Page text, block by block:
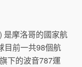
是摩洛哥的國家航
目前一共98個航
下的波音787運